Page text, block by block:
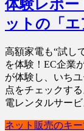
体験レポー
ットの「エ
高額家電も“試し
を体験！EC企業
が体験し、いち
点をチェックす
電レンタルサー
ネット販売のキー